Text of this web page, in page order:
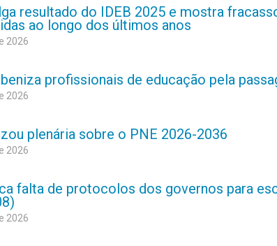
resultado do IDEB 2025 e mostra
ao longo dos últimos anos
2026
profissionais de educação pela
2026
plenária sobre o PNE 2026-2036
2026
falta de protocolos dos governos para
2026